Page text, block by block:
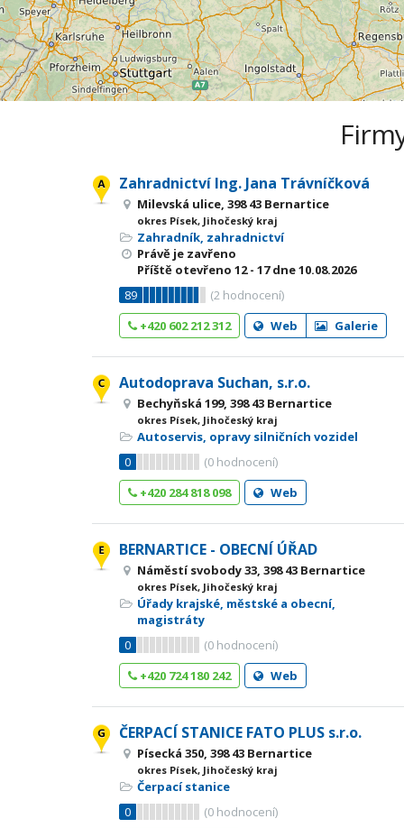
Zahradnictví Ing. Jana Trávníčková
Milevská ulice, 398 43 Bernartice
okres Písek, Jihočeský kraj
Zahradník, zahradnictví
Právě je zavřeno
Příště otevřeno 12 - 17dne 10.08.2026
89
(2 hodnocení)
+420 602 212 312
Web Galerie
Autodoprava Suchan, s.r.o.
Bechyňská 199, 398 43 Bernartice
okres Písek, Jihočeský kraj
Autoservis, opravy silničních vozidel
0
(0 hodnocení)
+420 284 818 098
Web
BERNARTICE - OBECNÍ ÚŘAD
Náměstí svobody 33, 398 43 Bernartice
okres Písek, Jihočeský kraj
Úřady krajské, městské a obecní,
magistráty
0
(0 hodnocení)
+420 724 180 242
Web
ČERPACÍ STANICE FATO PLUS s.r.o.
Písecká 350, 398 43 Bernartice
okres Písek, Jihočeský kraj
Čerpací stanice
0
(0 hodnocení)